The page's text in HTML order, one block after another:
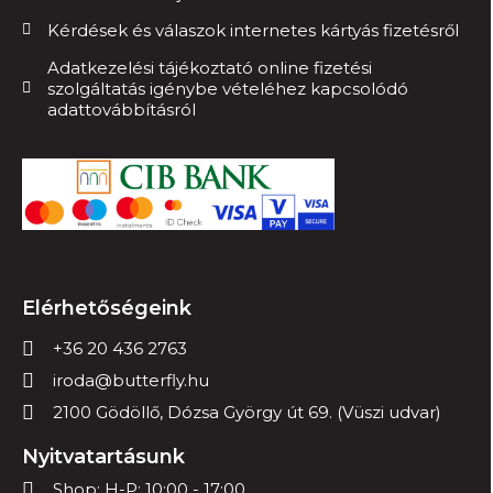
Kérdések és válaszok internetes kártyás fizetésről
Adatkezelési tájékoztató online fizetési
szolgáltatás igénybe vételéhez kapcsolódó
adattovábbításról
Elérhetőségeink
+36 20 436 2763
iroda@butterfly.hu
2100 Gödöllő, Dózsa György út 69. (Vüszi udvar)
Nyitvatartásunk